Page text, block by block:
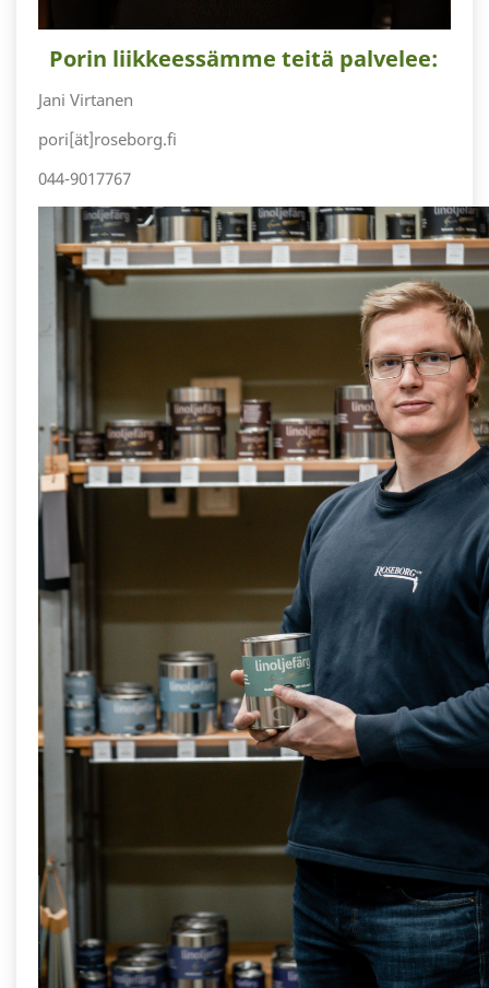
Porin liikkeessämme teitä palvelee:
Jani Virtanen
pori[ät]roseborg.fi
044-9017767